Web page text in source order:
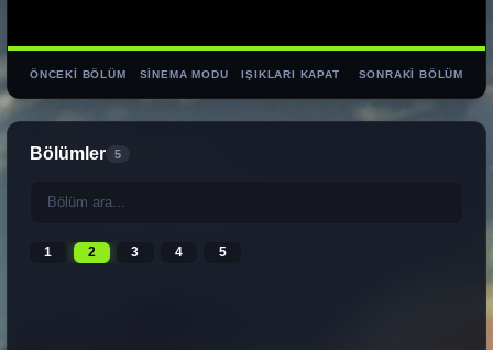
ÖNCEKI BÖLÜM SINEMA MODU IŞIKLARI KAPAT SONRAKI BÖLÜM
Bölümler 5
1 2 3 4 5